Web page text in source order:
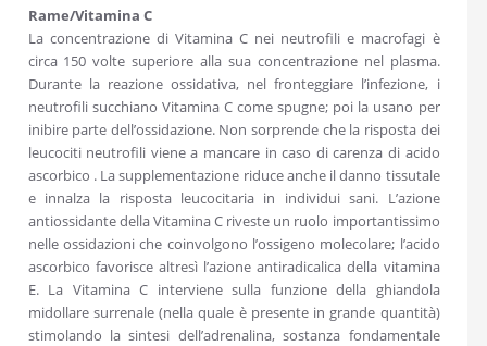
Rame/Vitamina C
La concentrazione di Vitamina C nei neutrofili e macrofagi è
circa 150 volte superiore alla sua concentrazione nel plasma.
Durante la reazione ossidativa, nel fronteggiare l’infezione, i
neutrofili succhiano Vitamina C come spugne; poi la usano per
inibire parte dell’ossidazione. Non sorprende che la risposta dei
leucociti neutrofili viene a mancare in caso di carenza di acido
ascorbico . La supplementazione riduce anche il danno tissutale
e innalza la risposta leucocitaria in individui sani. L’azione
antiossidante della Vitamina C riveste un ruolo importantissimo
nelle ossidazioni che coinvolgono l’ossigeno molecolare; l’acido
ascorbico favorisce altresì l’azione antiradicalica della vitamina
E. La Vitamina C interviene sulla funzione della ghiandola
midollare surrenale (nella quale è presente in grande quantità)
stimolando la sintesi dell’adrenalina, sostanza fondamentale